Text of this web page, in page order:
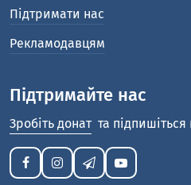
Підтримати нас
Рекламодавцям
Підтримайте нас
Зробіть донат та